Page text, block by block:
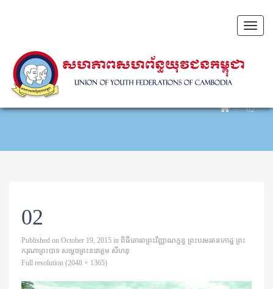
Toggle
02
02
Published on October 19, 2015 in ពិធីគោរពព្រះវិញ្ញាណក្ខន្ធ ⁣ព្រះបរមរតនកោដ្ឋ⁣⁣⁣⁣ ព្រះ
ករុណាព្រះបាទ⁣ សម្ដេចព្រះនរោត្តម សីហនុ
Full resolution (2048 × 1365)